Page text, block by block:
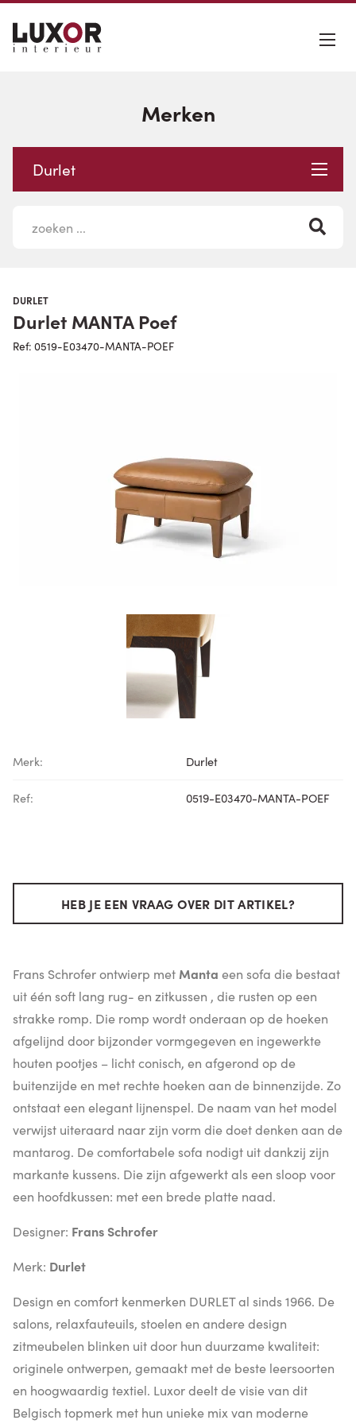
Merken
Durlet
DURLET
Durlet MANTA Poef
Ref: 0519-E03470-MANTA-POEF
Merk: Durlet
Ref: 0519-E03470-MANTA-POEF
HEB JE EEN VRAAG OVER DIT ARTIKEL?
Frans Schrofer ontwierp met Manta een sofa die bestaat
uit één soft lang rug- en zitkussen , die rusten op een
strakke romp. Die romp wordt onderaan op de hoeken
afgelijnd door bijzonder vormgegeven en ingewerkte
houten pootjes – licht conisch, en afgerond op de
buitenzijde en met rechte hoeken aan de binnenzijde. Zo
ontstaat een elegant lijnenspel. De naam van het model
verwijst uiteraard naar zijn vorm die doet denken aan de
mantarog. De comfortabele sofa nodigt uit dankzij zijn
markante kussens. Die zijn afgewerkt als een sloop voor
een hoofdkussen: met een brede platte naad.
Designer: Frans Schrofer
Merk: Durlet
Design en comfort kenmerken DURLET al sinds 1966. De
salons, relaxfauteuils, stoelen en andere design
zitmeubelen blinken uit door hun duurzame kwaliteit:
originele ontwerpen, gemaakt met de beste leersoorten
en hoogwaardig textiel. Luxor deelt de visie van dit
Belgisch topmerk met hun unieke mix van moderne